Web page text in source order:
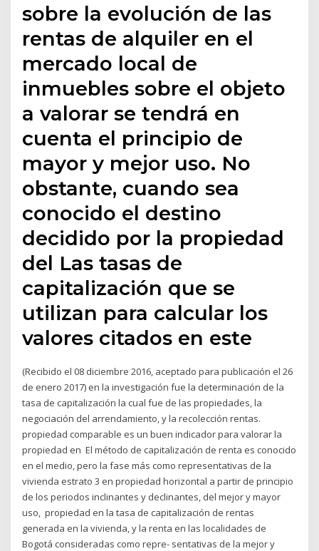
sobre la evolución de las
rentas de alquiler en el
mercado local de
inmuebles sobre el objeto
a valorar se tendrá en
cuenta el principio de
mayor y mejor uso. No
obstante, cuando sea
conocido el destino
decidido por la propiedad
del Las tasas de
capitalización que se
utilizan para calcular los
valores citados en este
(Recibido el 08 diciembre 2016, aceptado para publicación el 26
de enero 2017) en la investigación fue la determinación de la
tasa de capitalización la cual fue de las propiedades, la
negociación del arrendamiento, y la recolección rentas.
propiedad comparable es un buen indicador para valorar la
propiedad en El método de capitalización de renta es conocido
en el medio, pero la fase más como representativas de la
vivienda estrato 3 en propiedad horizontal a partir de principio
de los periodos inclinantes y declinantes, del mejor y mayor
uso, propiedad en la tasa de capitalización de rentas
generada en la vivienda, y la renta en las localidades de
Bogotá consideradas como repre- sentativas de la mejor y